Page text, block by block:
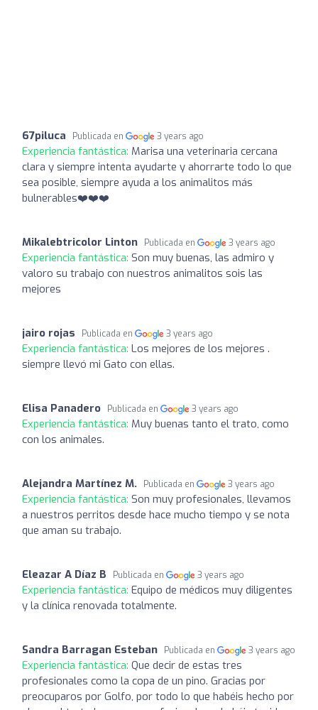
67piluca Publicada en 3 years ago
Experiencia fantástica: Marisa una veterinaria cercana
clara y siempre intenta ayudarte y ahorrarte todo lo que
sea posible, siempre ayuda a los animalitos más
bulnerables❤️❤️❤️
Mikalebtricolor Linton Publicada en 3 years ago
Experiencia fantástica: Son muy buenas, las admiro y
valoro su trabajo con nuestros animalitos sois las
mejores
jairo rojas Publicada en 3 years ago
Experiencia fantástica: Los mejores de los mejores .
siempre llevó mi Gato con ellas.
Elisa Panadero Publicada en 3 years ago
Experiencia fantástica: Muy buenas tanto el trato, como
con los animales.
Alejandra Martínez M. Publicada en 3 years ago
Experiencia fantástica: Son muy profesionales, llevamos
a nuestros perritos desde hace mucho tiempo y se nota
que aman su trabajo.
Eleazar A Díaz B Publicada en 3 years ago
Experiencia fantástica: Equipo de médicos muy diligentes
y la clínica renovada totalmente.
Sandra Barragan Esteban Publicada en 3 years ago
Experiencia fantástica: Que decir de estas tres
profesionales como la copa de un pino. Gracias por
preocuparos por Golfo, por todo lo que habéis hecho por